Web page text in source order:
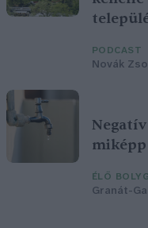
PODCAST
Novák
miképp
ÉLŐ
Granát-